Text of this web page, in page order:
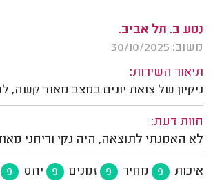
נטע ב. תל אביב.
משוב: 30/10/2025
תיאור השירות:
ניקיון של צואת יונים במצב מאוד
חוות דעת:
לא האמנתי לתוצאה, היה נקי וריחני
איכות 9 מחיר 9 זמנים 9 יחס 9